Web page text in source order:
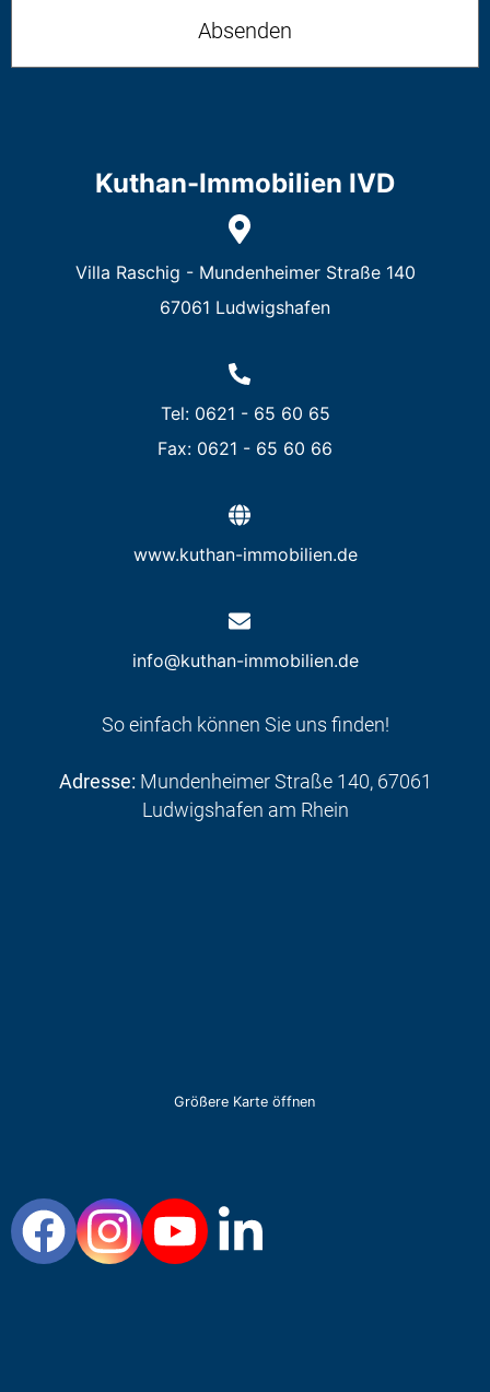
Kuthan-Immobilien IVD
Villa Raschig - Mundenheimer Straße 140
67061 Ludwigshafen
Tel: 0621 - 65 60 65
Fax: 0621 - 65 60 66
www.kuthan-immobilien.de
info@kuthan-immobilien.de
So einfach können Sie uns finden!
Adresse: Mundenheimer Straße 140, 67061
Ludwigshafen am Rhein
Größere Karte öffnen